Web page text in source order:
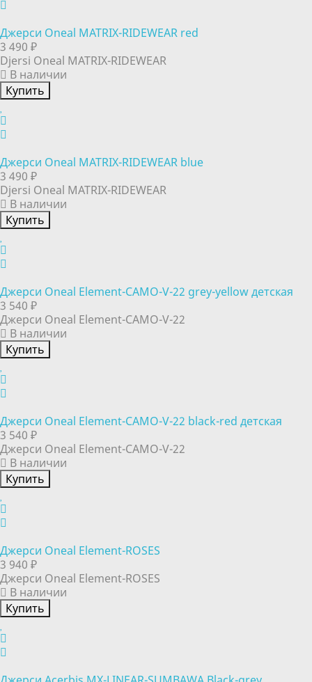
Джерси Oneal MATRIX-RIDEWEAR red
3 490 ₽
Djersi Oneal MATRIX-RIDEWEAR
В наличии
Купить
Джерси Oneal MATRIX-RIDEWEAR blue
3 490 ₽
Djersi Oneal MATRIX-RIDEWEAR
В наличии
Купить
Джерси Oneal Element-CAMO-V-22 grey-yellow детская
3 540 ₽
Джерси Oneal Element-CAMO-V-22
В наличии
Купить
Джерси Oneal Element-CAMO-V-22 black-red детская
3 540 ₽
Джерси Oneal Element-CAMO-V-22
В наличии
Купить
Джерси Oneal Element-ROSES
3 940 ₽
Джерси Oneal Element-ROSES
В наличии
Купить